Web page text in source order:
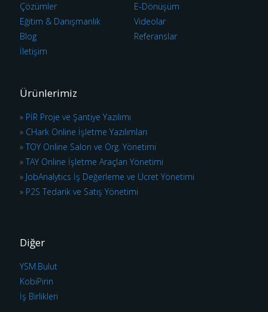
Çözümler
E-Dönüşüm
Eğitim & Danışmanlık
Videolar
Blog
Referanslar
İletişim
Ürünlerimiz
» PİR Proje ve Şantiye Yazılımı
» CHark Online İşletme Yazılımları
» TOY Online Salon ve Org. Yönetimi
» TAY Online İşletme Araçları Yönetimi
» JobAnalytics İş Değerleme ve Ücret Yönetimi
» P2S Tedarik ve Satış Yönetimi
Diğer
YSM.Bulut
KobiPirin
İş Birlikleri